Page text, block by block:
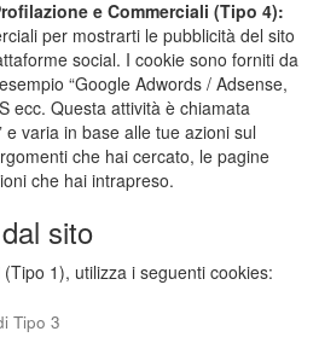
e Commerciali (Tipo 4):
per mostrarti le pubblicità del sito
social. I cookie sono forniti da
“Google Adwords / Adsense,
ecc. Questa attività è chiamata
e varia in base alle tue azioni sul
che hai cercato, le pagine
che hai intrapreso.
sito
1), utilizza i seguenti cookies:
Tipo 3